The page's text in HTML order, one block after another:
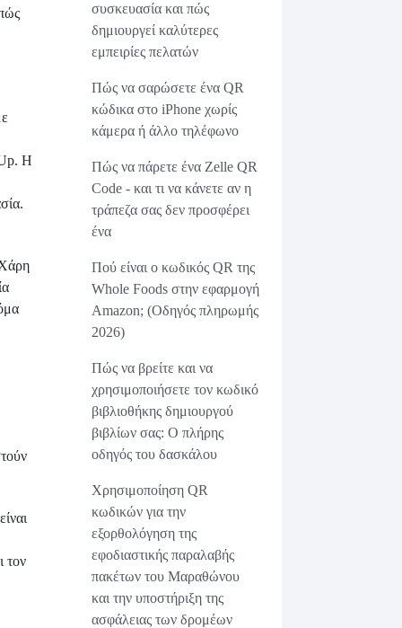
Η
Χάρη
τον
συσκευασία και πώς
δημιουργεί καλύτερες
εμπειρίες πελατών
Πώς να σαρώσετε ένα QR
κώδικα στο iPhone χωρίς
κάμερα ή άλλο τηλέφωνο
Πώς να πάρετε ένα Zelle QR
Code - και τι να κάνετε αν η
τράπεζα σας δεν προσφέρει
ένα
Πού είναι ο κωδικός QR της
Whole Foods στην εφαρμογή
Amazon; (Οδηγός πληρωμής
2026)
Πώς να βρείτε και να
χρησιμοποιήσετε τον κωδικό
βιβλιοθήκης δημιουργού
βιβλίων σας: Ο πλήρης
οδηγός του δασκάλου
Χρησιμοποίηση QR
κωδικών για την
εξορθολόγηση της
εφοδιαστικής παραλαβής
πακέτων του Μαραθώνου
και την υποστήριξη της
ασφάλειας των δρομέων